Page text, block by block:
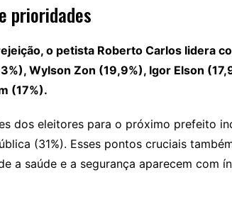
prioridades
o petista Roberto Carlos lidera
Wylson Zon (19,9%), Igor Elson
(17%).
dos eleitores para o próximo prefeito
(31%). Esses pontos cruciais
a saúde e a segurança aparecem com